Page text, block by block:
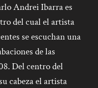
Andrei Ibarra es
del cual el artista
se escuchan una
de las
Del centro del
cabeza el artista